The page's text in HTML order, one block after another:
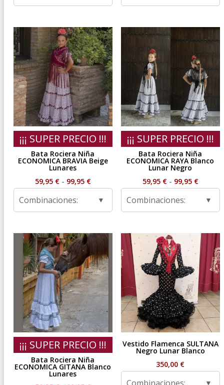
59,95 €
hasta
99,95 €
59,95 €
hasta
99,95 €
¡¡¡ SUPER PRECIO !!!
Bata Rociera Niña
ECONOMICA BRAVIA Beige
Lunares
59,95 € - 99,95 €Rango
59,95 €
99,95 €
Combinaciones:
¡¡¡ SUPER PRECIO !!!
Bata Rociera Niña
ECONOMICA RAYA Blanco
Lunar Negro
59,95 € - 99,95 €Rango
59,95 €
hasta
99,95 €
Combinaciones:
¡¡¡ SUPER PRECIO !!!
Bata Rociera Niña
ECONOMICA GITANA Blanco
Lunares
Vestido Flamenca SULTANA
Negro Lunar Blanco
350,00 €